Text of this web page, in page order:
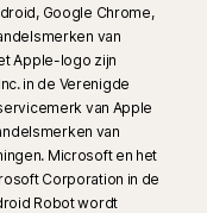
Google Chrome,
van
Apple-logo zijn
in de Verenigde
van Apple
van
Microsoft en het
Corporation in de
Robot wordt